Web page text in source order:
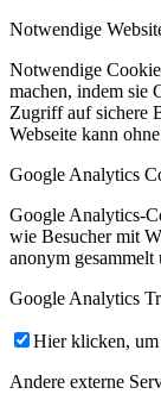
Notwendige
Notwendige
machen, indem sie
Zugriff auf sichere
Webseite kann
Google Analytics
Google Analytics-
wie Besucher mit
anonym gesammelt
Google Analytics
Hier klicken,
Andere externe